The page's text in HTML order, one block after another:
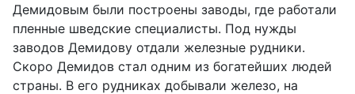
Демидовым были построены заводы, где работали
пленные шведские специалисты. Под нужды
заводов Демидову отдали железные рудники.
Скоро Демидов стал одним из богатейших людей
страны. В его рудниках добывали железо, на